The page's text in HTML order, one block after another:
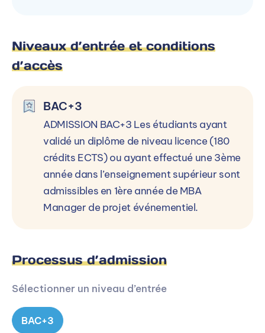
Niveaux d’entrée et conditions
d’accès
BAC+3
ADMISSION BAC+3 Les étudiants ayant
validé un diplôme de niveau licence (180
crédits ECTS) ou ayant effectué une 3ème
année dans l’enseignement supérieur sont
admissibles en 1ère année de MBA
Manager de projet événementiel.
Processus d’admission
Sélectionner un niveau d’entrée
BAC+3